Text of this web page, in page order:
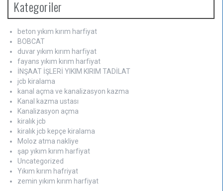
Kategoriler
beton yıkım kırım harfiyat
BOBCAT
duvar yıkım kırım harfiyat
fayans yıkım kırım harfiyat
İNŞAAT İŞLERİ YIKIM KIRIM TADİLAT
jcb kiralama
kanal açma ve kanalizasyon kazma
Kanal kazma ustası
Kanalizasyon açma
kiralık jcb
kiralık jcb kepçe kiralama
Moloz atma nakliye
şap yıkım kırım harfiyat
Uncategorized
Yıkım kırım hafriyat
zemin yıkım kırım harfiyat